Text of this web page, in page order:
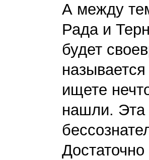
А между
Рада и
будет
ищете
нашли. Эта